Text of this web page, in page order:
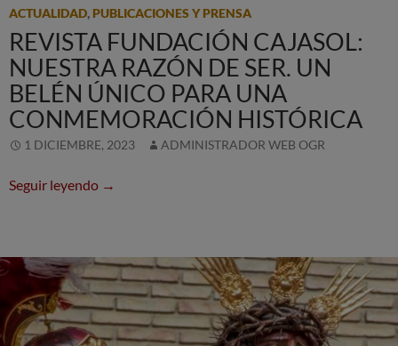
ACTUALIDAD, PUBLICACIONES Y PRENSA
REVISTA FUNDACIÓN CAJASOL:
NUESTRA RAZÓN DE SER. UN
BELÉN ÚNICO PARA UNA
CONMEMORACIÓN HISTÓRICA
1 DICIEMBRE, 2023 ADMINISTRADOR WEB OGR
Seguir leyendo Revista Fundación Cajasol: Nuestra razón de
→